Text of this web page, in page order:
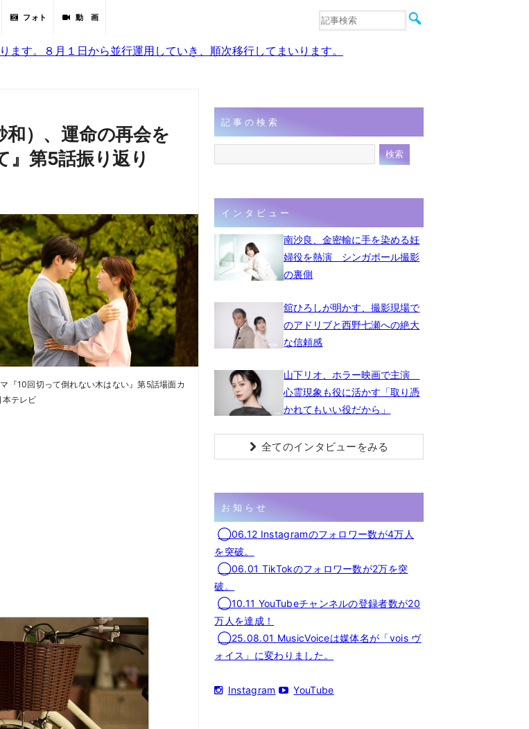
フォト 動 画
音楽
す。８月１日から並行運用していき、順次移行してまいります。
和）、運命の再会を
第5話振り返り
マ『10回切って倒れない木はない』第5話場面カ
テレビ
記事の検索
インタビュー
南沙良、金密輸に手を染める妊
婦役を熱演 シンガポール撮影
の裏側
舘ひろしが明かす、撮影現場で
のアドリブと西野七瀬への絶大
な信頼感
山下リオ、ホラー映画で主演
心霊現象も役に活かす「取り憑
かれてもいい役だから」
全てのインタビューをみる
お知らせ
◯06.12 Instagramのフォロワー数が4万人
を突破。
◯06.01 TikTokのフォロワー数が2万を突
破。
◯10.11 YouTubeチャンネルの登録者数が20
万人を達成！
◯25.08.01 MusicVoiceは媒体名が「vois ヴ
ォイス」に変わりました。
Instagram YouTube